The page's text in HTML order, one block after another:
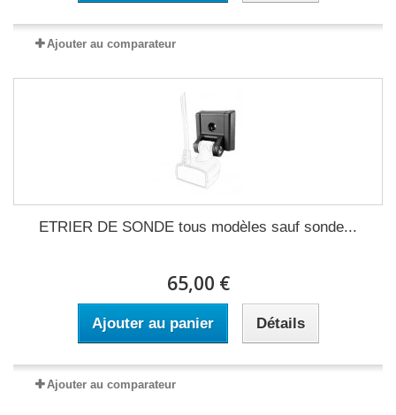
Ajouter au comparateur
ETRIER DE SONDE tous modèles sauf sonde...
65,00 €
Ajouter au panier Détails
Ajouter au comparateur